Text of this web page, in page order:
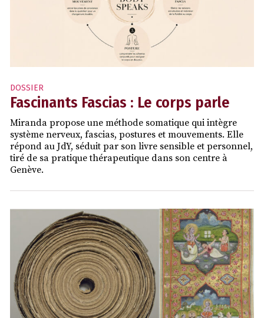
DOSSIER
Fascinants Fascias : Le corps parle
Miranda propose une méthode somatique qui intègre
système nerveux, fascias, postures et mouvements. Elle
répond au JdY, séduit par son livre sensible et personnel,
tiré de sa pratique thérapeutique dans son centre à
Genève.